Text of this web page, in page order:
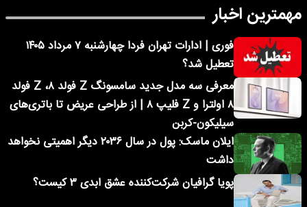
مهمترین اخبار
فوری | ادارات تهران فردا چهارشنبه ۷ مرداد ۱۴۰۵
تعطیل شد؟
معرفی سه مدل جدید سامسونگ Z فولد ۸، Z فولد
۸ اولترا و Z فلیپ ۸ | از طراحی عریض تا باتری‌های
سیلیکون-کربن
ایلان ماسک: پول در سال ۲۰۳۶ دیگر اهمیتی نخواهد
داشت
پویا گرافیان شرکت‌کننده عشق ابدی ۳ کیست؟